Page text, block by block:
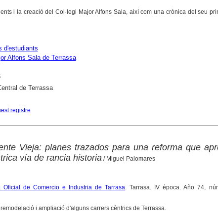
i la creació del Col·legi Major Alfons Sala, així com una crònica del seu
d'estudiants
Alfons Sala de Terrassa
de Terrassa
registre
Vieja: planes trazados para una reforma que
vía de rancia historia / Miguel Palomares
de Comercio e Industria de Tarrasa . Tarrasa. IV época. Año 74,
i ampliació d'alguns carrers cèntrics de Terrassa.